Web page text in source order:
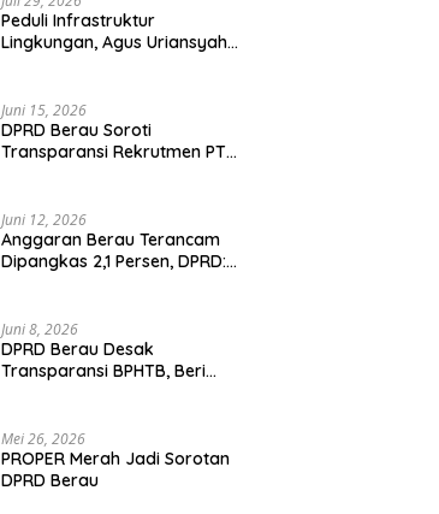
Peduli Infrastruktur
Lingkungan, Agus Uriansyah
Juni 15, 2026
DPRD Berau Soroti
Transparansi Rekrutmen PT
Juni 12, 2026
Anggaran Berau Terancam
Dipangkas 2,1 Persen, DPRD:
Juni 8, 2026
DPRD Berau Desak
Transparansi BPHTB, Beri
Mei 26, 2026
PROPER Merah Jadi Sorotan
DPRD Berau